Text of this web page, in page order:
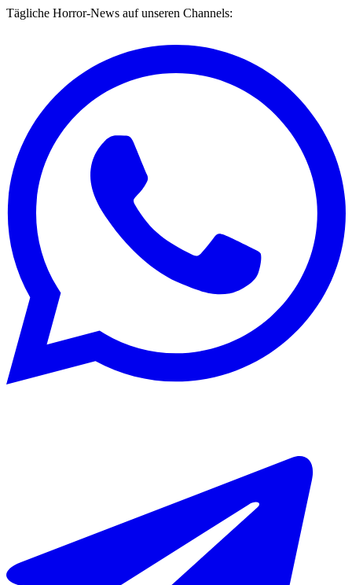
Tägliche Horror-News auf unseren Channels: